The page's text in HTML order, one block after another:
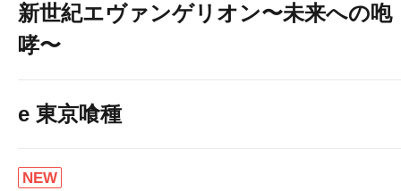
新世紀エヴァンゲリオン〜未来への咆
哮〜
e 東京喰種
NEW